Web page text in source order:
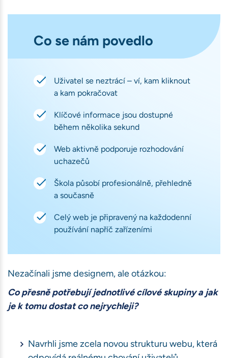
Co se nám povedlo
Uživatel se neztrácí – ví, kam kliknout
a kam pokračovat
Klíčové informace jsou dostupné
během několika sekund
Web aktivně podporuje rozhodování
uchazečů
Škola působí profesionálně, přehledně
a současně
Celý web je připravený na každodenní
používání napříč zařízeními
Nezačínali jsme designem, ale otázkou:
Co přesně potřebují jednotlivé cílové skupiny a jak
je k tomu dostat co nejrychleji?
Navrhli jsme zcela novou strukturu webu, která